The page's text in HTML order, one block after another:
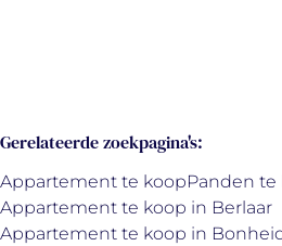
Gerelateerde zoekpagina's:
Appartement te koopPanden
Appartement te koop in Berlaar
Appartement te koop in